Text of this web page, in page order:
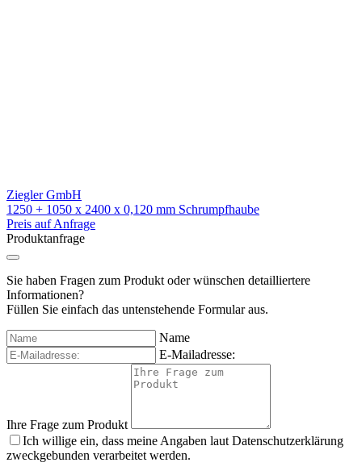
Ziegler GmbH
1250 + 1050 x 2400 x 0,120 mm Schrumpfhaube
Preis auf Anfrage
Produktanfrage
Sie haben Fragen zum Produkt oder wünschen detailliertere
Informationen?
Füllen Sie einfach das untenstehende Formular aus.
Name
E-Mailadresse:
Ihre Frage zum Produkt
Ich willige ein, dass meine Angaben laut Datenschutzerklärung
zweckgebunden verarbeitet werden.